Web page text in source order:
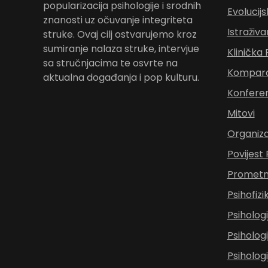
popularizacija psihologije i srodnih
znanosti uz očuvanje integriteta
struke. Ovaj cilj ostvarujemo kroz
sumiranje nalaza struke, intervjue
sa stručnjacima te osvrte na
aktualna događanja i pop kulturu.
Klinička
Mitovi
Povijest